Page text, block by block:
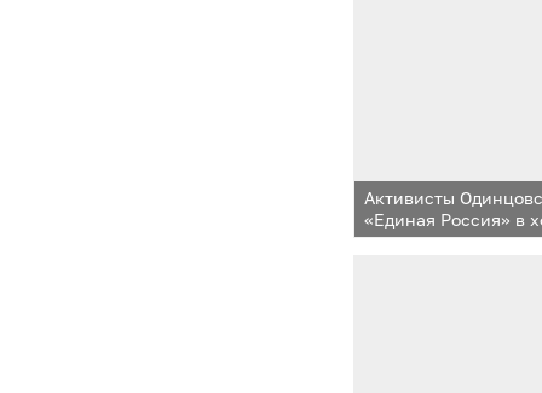
Активисты
«Единая Россия» в
деятельности